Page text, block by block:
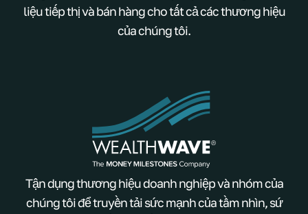
liệu tiếp thị và bán hàng cho tất cả các thương hiệu
của chúng tôi.
Tận dụng thương hiệu doanh nghiệp và nhóm của
chúng tôi để truyền tải sức mạnh của tầm nhìn, sứ